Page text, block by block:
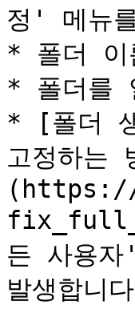
정' 메뉴
* 폴더 이
* 폴더를
* [폴더
고정하는
(https://
든 사용
발생합니